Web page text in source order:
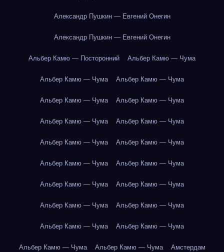
Александр Пушкин — Евгений Онегин
Александр Пушкин — Евгений Онегин
Альбер Камю — Посторонний Альбер Камю — Чума
Альбер Камю — Чума Альбер Камю — Чума
Альбер Камю — Чума Альбер Камю — Чума
Альбер Камю — Чума Альбер Камю — Чума
Альбер Камю — Чума Альбер Камю — Чума
Альбер Камю — Чума Альбер Камю — Чума
Альбер Камю — Чума Альбер Камю — Чума
Альбер Камю — Чума Альбер Камю — Чума
Альбер Камю — Чума Альбер Камю — Чума
Альбер Камю — Чума Альбер Камю — Чума Амстердам